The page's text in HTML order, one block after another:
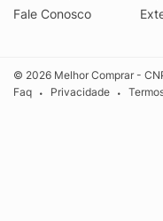
Fale Conosco
© 2026 Melhor Comprar -
Faq
• Privacidade •